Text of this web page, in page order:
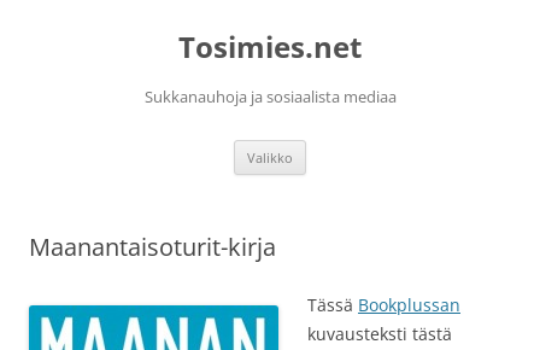
Tosimies.net
Sukkanauhoja ja sosiaalista mediaa
Valikko
Maanantaisoturit-kirja
Tässä Bookplussan
kuvausteksti tästä